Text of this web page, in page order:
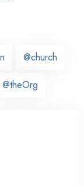
@church
@theOrg